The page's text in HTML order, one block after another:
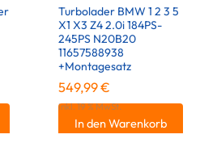
Turbolader BMW 1 2 3 5
X1 X3 Z4 2.0i 184PS-
245PS N20B20
11657588938
+Montagesatz
549,99€
inkl. 19 % MwSt.
In den Warenkorb